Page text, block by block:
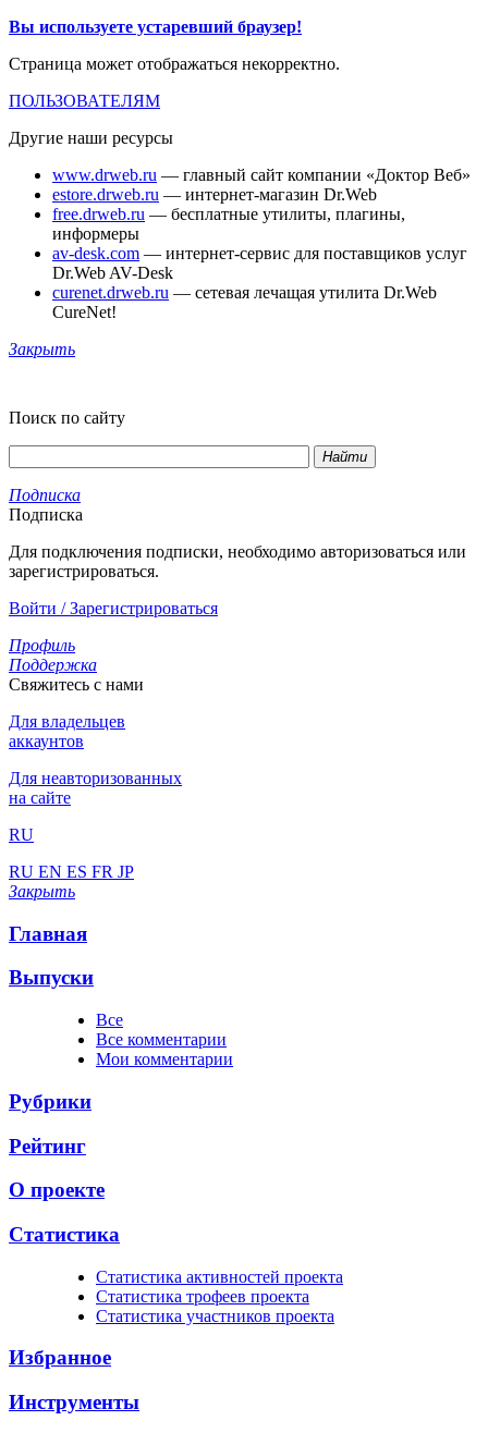
Вы используете устаревший браузер!
Страница может отображаться некорректно.
ПОЛЬЗОВАТЕЛЯМ
Другие наши ресурсы
www.drweb.ru — главный сайт компании «Доктор Веб»
estore.drweb.ru — интернет-магазин Dr.Web
free.drweb.ru — бесплатные утилиты, плагины,
информеры
av-desk.com — интернет-сервис для поставщиков услуг
Dr.Web AV-Desk
curenet.drweb.ru — сетевая лечащая утилита Dr.Web
CureNet!
Закрыть
Поиск по сайту
Найти
Подписка
Подписка
Для подключения подписки, необходимо авторизоваться или
зарегистрироваться.
Войти / Зарегистрироваться
Профиль
Поддержка
Свяжитесь с нами
Для владельцев
аккаунтов
Для неавторизованных
на сайте
RU
RU EN ES FR JP
Закрыть
Главная
Выпуски
Все
Все комментарии
Мои комментарии
Рубрики
Рейтинг
О проекте
Статистика
Cтатистика активностей проекта
Cтатистика трофеев проекта
Cтатистика участников проекта
Избранное
Инструменты